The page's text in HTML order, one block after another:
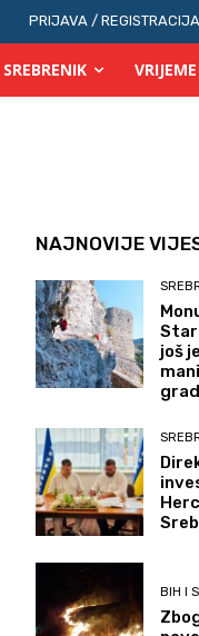
PRIJAVA / REGISTRACIJA
SREBRENIK VRIJEME
NAJNOVIJE
još
BIH I